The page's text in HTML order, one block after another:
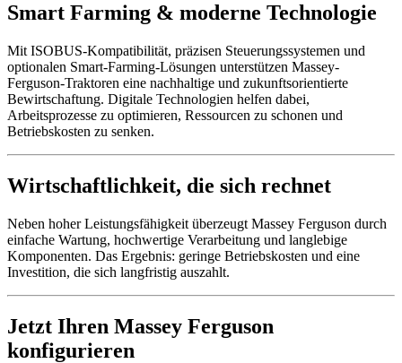
Smart Farming & moderne Technologie
Mit ISOBUS-Kompatibilität, präzisen Steuerungssystemen und
optionalen Smart-Farming-Lösungen unterstützen Massey-
Ferguson-Traktoren eine nachhaltige und zukunftsorientierte
Bewirtschaftung. Digitale Technologien helfen dabei,
Arbeitsprozesse zu optimieren, Ressourcen zu schonen und
Betriebskosten zu senken.
Wirtschaftlichkeit, die sich rechnet
Neben hoher Leistungsfähigkeit überzeugt Massey Ferguson durch
einfache Wartung, hochwertige Verarbeitung und langlebige
Komponenten. Das Ergebnis: geringe Betriebskosten und eine
Investition, die sich langfristig auszahlt.
Jetzt Ihren Massey Ferguson
konfigurieren